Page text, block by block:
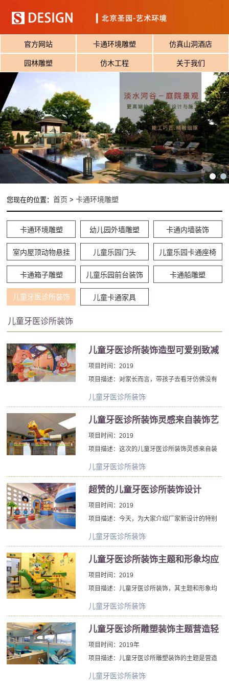
官方网站 卡通环境雕塑 仿真山洞酒店
园林雕塑 仿木工程 关于我们
您现在的位置：首页 >卡通环境雕塑
卡通环境雕塑 幼儿园外墙雕塑 卡通内墙装饰
室内屋顶动物悬挂 儿童乐园门头 儿童乐园卡通座椅
卡通箱子雕塑 儿童乐园前台装饰 卡通船雕塑
儿童牙医诊所装饰 儿童卡通家具
儿童牙医诊所装饰
儿童牙医诊所装饰造型可爱别致减
轻小朋友对环境的恐惧
项目时间：2019
项目描述：对家长而言，带孩子去看牙仿佛没有
硝烟的“战争”，永远在和小朋友斗智斗勇，使尽浑
看牙的“征程”仍在继续。为了消除孩子看牙恐惧心
牙医诊所装饰重磅升级，打造口腔d士尼。儿童牙
医诊所装饰充满童趣的装修风格，让孩子在轻松
的氛围下完成诊不再是梦想。
儿童牙医诊所装饰
儿童牙医诊所装饰灵感来自装饰艺
术再增加了一些异想天开的想法
项目时间：2019
项目描述：这次的儿童牙医诊所装饰灵感来自装
饰艺术，在童趣基础上的，再增加了一些异想天
喜欢将不同的形象、面料、图案、材料、颜色相
儿童牙医诊所装饰
超赞的儿童牙医诊所装饰设计
项目时间：2019
项目描述：今天，为大家介绍厂家新设计的特别
受欢迎的儿童牙医诊所装饰设计，看完后一定会
幻、童话非常喜好，那么，来这里探索充满有趣
儿童牙医诊所装饰
儿童牙医诊所装饰主题和形象均应
与环境相协调
项目时间：2019
项目描述：儿童牙医诊所装饰，其主题和形象均
应与环境相协调。儿童牙医诊所装饰与所在空间
牙医诊所装饰本身的朝向、色彩以及与背景的关
益彰。
儿童牙医诊所装饰
儿童牙医诊所雕塑装饰主题营造轻
松环境减少紧张气氛
项目时间：2019年
项目描述：儿童牙医诊所雕塑装饰的主题是营造
轻松环境减少紧张气氛，北京厂家设计制作的儿
儿童牙医诊所装饰